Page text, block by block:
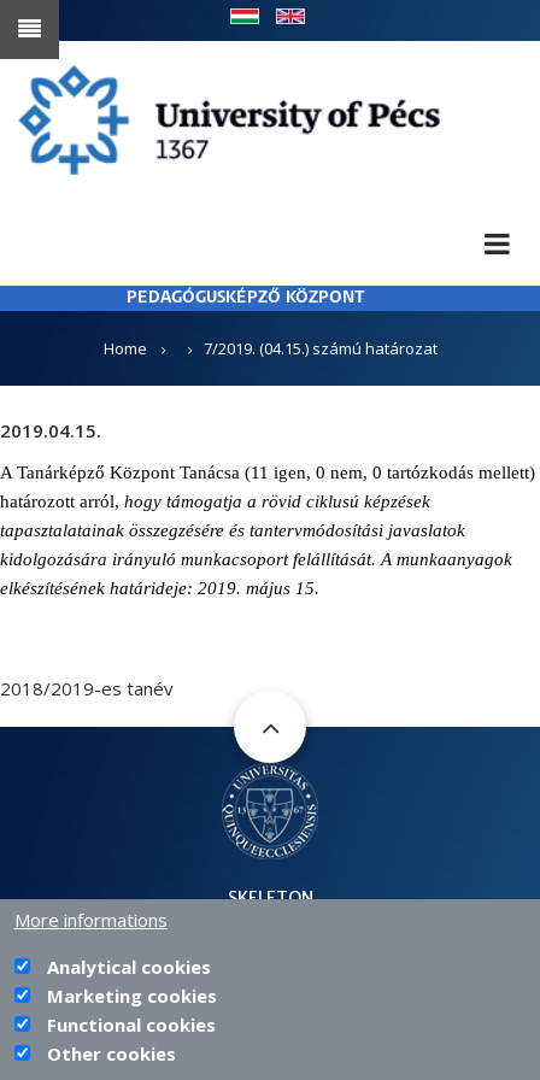
Skip
main
content
PEDAGÓGUSKÉPZŐ KÖZPONT
Home 7/2019. (04.15.) számú határozat
2019.04.15.
A Tanárképző Központ Tanácsa (11 igen, 0 nem, 0 tartózkodás mellett)
határozott arról, hogy támogatja a rövid ciklusú képzések
tapasztalatainak összegzésére és tantervmódosítási javaslatok
kidolgozására irányuló munkacsoport felállítását. A munkaanyagok
elkészítésének határideje: 2019. május 15.
2018/2019-es tanév
SKELETON
H-7630 PÉCS, SZÁNTÓ KOVÁCS JÁNOS STR. 1/B.
More informations
Analytical cookies
Marketing cookies
Functional cookies
Other cookies